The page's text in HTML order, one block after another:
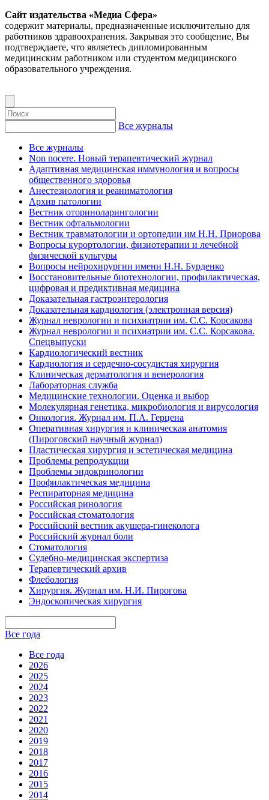
Сайт издательства «Медиа Сфера»
содержит материалы, предназначенные исключительно для
работников здравоохранения. Закрывая это сообщение, Вы
подтверждаете, что являетесь дипломированным
медицинским работником или студентом медицинского
образовательного учреждения.
Все журналы
Все журналы
Non nocere. Новый терапевтический журнал
Адаптивная медицинская иммунология и вопросы
общественного здоровья
Анестезиология и реаниматология
Архив патологии
Вестник оториноларингологии
Вестник офтальмологии
Вестник травматологии и ортопедии им Н.Н. Приорова
Вопросы курортологии, физиотерапии и лечебной
физической культуры
Вопросы нейрохирургии имени Н.Н. Бурденко
Восстановительные биотехнологии, профилактическая,
цифровая и предиктивная медицина
Доказательная гастроэнтерология
Доказательная кардиология (электронная версия)
Журнал неврологии и психиатрии им. С.С. Корсакова
Журнал неврологии и психиатрии им. С.С. Корсакова.
Спецвыпуски
Кардиологический вестник
Кардиология и сердечно-сосудистая хирургия
Клиническая дерматология и венерология
Лабораторная служба
Медицинские технологии. Оценка и выбор
Молекулярная генетика, микробиология и вирусология
Онкология. Журнал им. П.А. Герцена
Оперативная хирургия и клиническая анатомия
(Пироговский научный журнал)
Пластическая хирургия и эстетическая медицина
Проблемы репродукции
Проблемы эндокринологии
Профилактическая медицина
Респираторная медицина
Российская ринология
Российская стоматология
Российский вестник акушера-гинеколога
Российский журнал боли
Стоматология
Судебно-медицинская экспертиза
Терапевтический архив
Флебология
Хирургия. Журнал им. Н.И. Пирогова
Эндоскопическая хирургия
Все года
Все года
2026
2025
2024
2023
2022
2021
2020
2019
2018
2017
2016
2015
2014